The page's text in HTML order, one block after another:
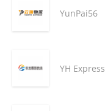
YunPai56
YH Express